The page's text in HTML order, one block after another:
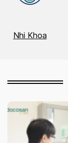
Nhi Khoa